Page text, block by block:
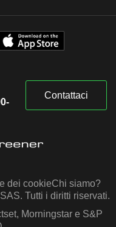
Contattaci
dei cookieChi siamo?
Tutti i diritti riservati.
Morningstar e S&P